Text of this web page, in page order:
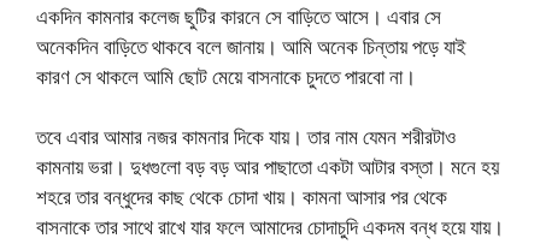
একদিন কামনার কলেজ ছুটির কারনে সে বাড়িতে আসে। এবার সে
অনেকদিন বাড়িতে থাকবে বলে জানায়। আমি অনেক চিন্তায় পড়ে যাই
কারণ সে থাকলে আমি ছোট মেয়ে বাসনাকে চুদতে পারবো না।
তবে এবার আমার নজর কামনার দিকে যায়। তার নাম যেমন শরীরটাও
কামনায় ভরা। দুধগুলো বড় বড় আর পাছাতো একটা আটার বস্তা। মনে হয়
শহরে তার বন্ধুদের কাছ থেকে চোদা খায়। কামনা আসার পর থেকে
বাসনাকে তার সাথে রাখে যার ফলে আমাদের চোদাচুদি একদম বন্ধ হয়ে যায়।